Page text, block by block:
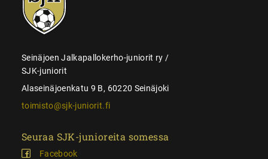
juniorit
Seinäjoen Jalkapallokerho-juniorit ry /
SJK-juniorit
Alaseinäjoenkatu 9 B, 60220 Seinäjoki
toimisto@sjk-juniorit.fi
Seuraa SJK-junioreita somessa
Facebook